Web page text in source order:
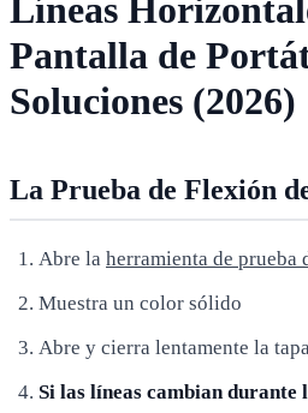
Líneas
Pantalla de
Soluciones (2026)
La Prueba de Flexión
Abre la herramienta de prueba
Muestra un color sólido
Abre y cierra lentamente la tapa
Si las líneas cambian durante